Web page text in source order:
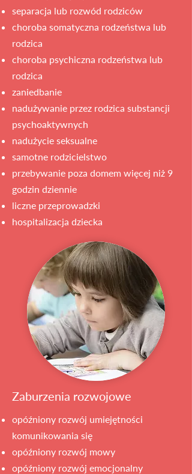
separacja lub rozwód rodziców
choroba somatyczna rodzeństwa lub
rodzica
choroba psychiczna rodzeństwa lub
rodzica
zaniedbanie
nadużywanie przez rodzica substancji
psychoaktywnych
nadużycie seksualne
samotne rodzicielstwo
przebywanie poza domem więcej niż 9
godzin dziennie
liczne przeprowadzki
hospitalizacja dziecka
Zaburzenia rozwojowe
opóźniony rozwój umiejętności
komunikowania się
opóźniony rozwój mowy
opóźniony rozwój emocjonalny